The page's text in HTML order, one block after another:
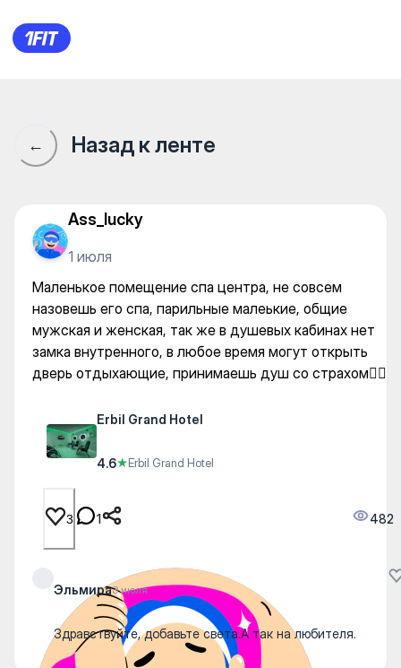
Erbil Grand Hotel — Gym
← Назад к ленте
Ass_lucky
1 июля
Маленькое помещение спа центра, не совсем
назовешь его спа, парильные малеькие, общие
мужская и женская, так же в душевых кабинах нет
замка внутренного, в любое время могут открыть
дверь отдыхающие, принимаешь душ со страхом🤦‍♀️
Erbil Grand Hotel
4.6★Erbil Grand Hotel
3 1 482
Эльмира3 июля
Здравствуйте, добавьте света.А так на любителя.